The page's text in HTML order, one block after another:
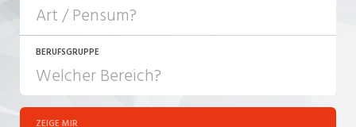
JOB-TYP
Festanstellung
BERUFSGRUPPE
ZEIGE MIR